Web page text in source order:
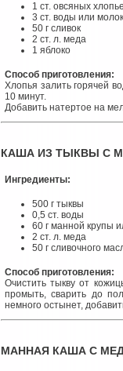
1 ст. овсяных
3 ст. воды или
50 г сливок
2 ст. л. меда
1 яблоко
Способ приготовления:
Хлопья залить горячей
10 минут.
Добавить натертое на
КАША ИЗ ТЫКВЫ С
Ингредиенты:
500 г тыквы
0,5 ст. воды
60 г манной крупы
2 ст. л. меда
50 г сливочного
Способ приготовления:
Очистить тыкву от
промыть, сварить до
немного остынет,
МАННАЯ КАША С